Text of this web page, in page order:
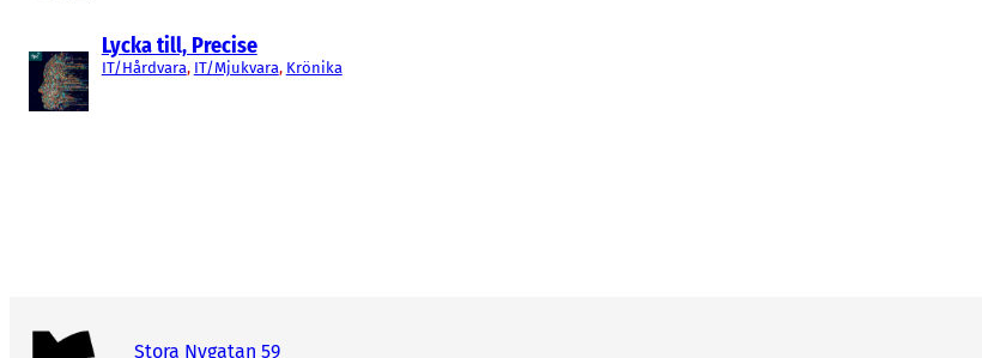
Lycka till, Precise
IT/Hårdvara, IT/Mjukvara, Krönika
Stora Nygatan 59